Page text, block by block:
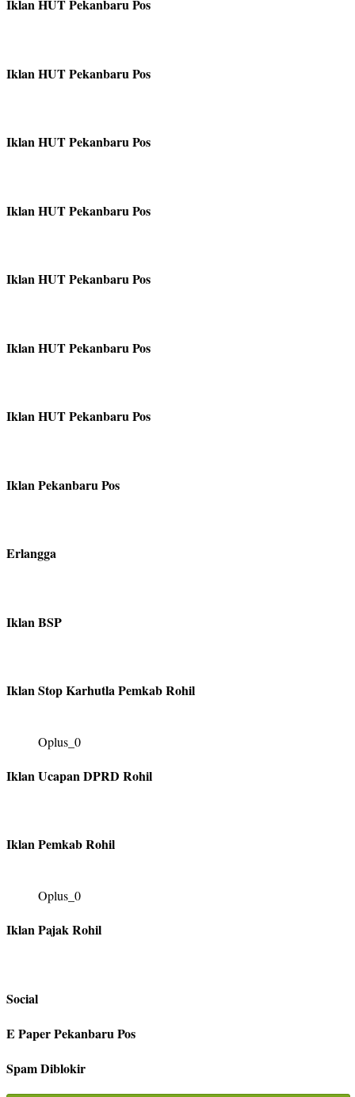
Iklan HUT Pekanbaru Pos
Iklan HUT Pekanbaru Pos
Iklan HUT Pekanbaru Pos
Iklan HUT Pekanbaru Pos
Iklan HUT Pekanbaru Pos
Iklan HUT Pekanbaru Pos
Iklan HUT Pekanbaru Pos
Iklan Pekanbaru Pos
Erlangga
Iklan BSP
Iklan Stop Karhutla Pemkab Rohil
Oplus_0
Iklan Ucapan DPRD Rohil
Iklan Pemkab Rohil
Oplus_0
Iklan Pajak Rohil
Social
E Paper Pekanbaru Pos
Spam Diblokir